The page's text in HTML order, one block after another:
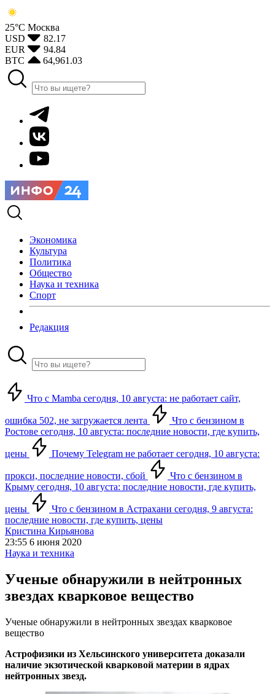
25°С Москва
USD
82.17
EUR
94.84
BTC
64,961.03
Экономика
Культура
Политика
Общество
Наука и техника
Спорт
Редакция
Что с Mamba сегодня, 10 августа: не работает сайт,
ошибка 502, не загружается лента
Что с бензином в
Ростове сегодня, 10 августа: последние новости, где купить,
цены Почему Telegram не работает сегодня, 10 августа:
прокси, последние новости, сбой
Что с бензином в
Крыму сегодня, 10 августа: последние новости, где купить,
цены
Что с бензином в Астрахани сегодня, 9 августа:
последние новости, где купить, цены
Кристина Кирьянова
23:55 6 июня 2020
Наука и техника
Ученые обнаружили в нейтронных
звездах кварковое вещество
Ученые обнаружили в нейтронных звездах кварковое
вещество
Астрофизики из Хельсинского университета доказали
наличие экзотической кварковой материи в ядрах
нейтронных звезд.